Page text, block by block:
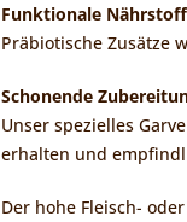
Funktionale
Präbiotische Zusätze
Schonende
Unser spezielles
erhalten und
Der hohe Fleisch-